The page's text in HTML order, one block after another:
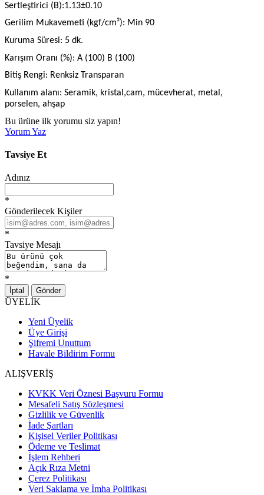
Sertleştirici (B):1.13±0.10
Gerilim Mukavemeti (kgf/cm²): Min 90
Kuruma Süresi: 5 dk.
Karışım Oranı (%): A (100) B (100)
Bitiş Rengi: Renksiz Transparan
Kullanım alanı: Seramik, kristal,cam, mücevherat, metal,
porselen, ahşap
Bu ürüne ilk yorumu siz yapın!
Yorum Yaz
Tavsiye Et
Adınız
*
Gönderilecek Kişiler
*
Tavsiye Mesajı
*
İptal Gönder
ÜYELİK
Yeni Üyelik
Üye Girişi
Şifremi Unuttum
Havale Bildirim Formu
ALIŞVERİŞ
KVKK Veri Öznesi Başvuru Formu
Mesafeli Satış Sözleşmesi
Gizlilik ve Güvenlik
İade Şartları
Kişisel Veriler Politikası
Ödeme ve Teslimat
İşlem Rehberi
Açık Rıza Metni
Çerez Politikası
Veri Saklama ve İmha Politikası